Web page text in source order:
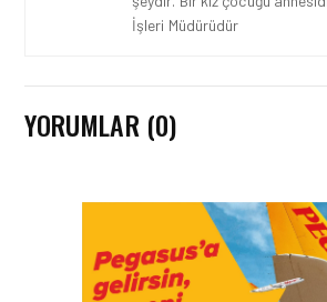
İşleri Müdürüdür
YORUMLAR (0)
HAVACILIK • 08 AĞU
TÜRK HAVA
STRATEJIK
HIKAYESI: